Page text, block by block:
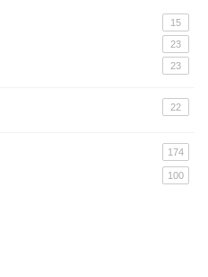
15
23
23
22
174
100